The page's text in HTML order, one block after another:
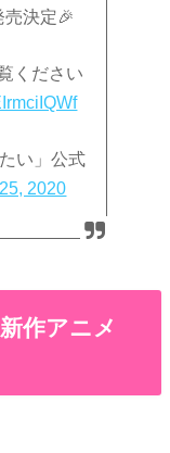
決定🎉
ください
い」公式
2020
作アニメ